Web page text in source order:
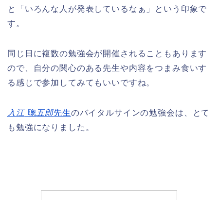
と「いろんな人が発表しているなぁ」という印象で
す。
同じ日に複数の勉強会が開催されることもあります
ので、自分の関心のある先生や内容をつまみ食いす
る感じで参加してみてもいいですね。
入江聰五郎先生のバイタルサインの勉強会は、とて
も勉強になりました。